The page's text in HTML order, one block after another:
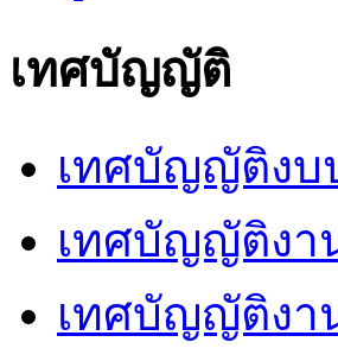
เทศบัญญัติ
เทศบัญญัติงบ
เทศบัญญัติงา
เทศบัญญัติงา